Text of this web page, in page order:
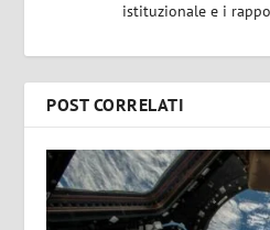
istituzionale e i
POST CORRELATI